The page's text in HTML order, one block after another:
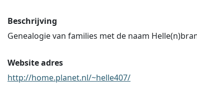
Beschrijving
Genealogie van families met de naam
Website adres
http://home.planet.nl/~helle407/